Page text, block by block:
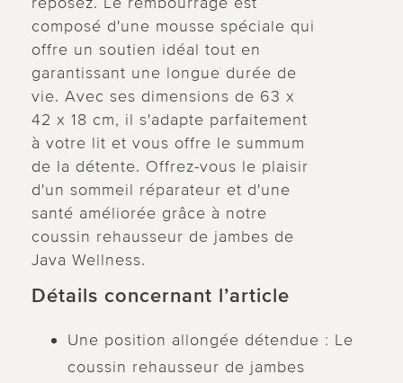
composé d'une mousse spéciale qui
offre un soutien idéal tout en
garantissant une longue durée de
vie. Avec ses dimensions de 63 x
42 x 18 cm, il s'adapte parfaitement
à votre lit et vous offre le summum
de la détente. Offrez-vous le plaisir
d'un sommeil réparateur et d'une
santé améliorée grâce à notre
coussin rehausseur de jambes de
Java Wellness.
Détails concernant l’article
Une position allongée détendue : Le
coussin rehausseur de jambes